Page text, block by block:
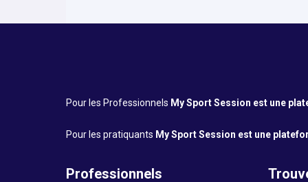
Pour les Professionnels My Sport Session est une
Pour les pratiquants My Sport Session est une
Professionnels